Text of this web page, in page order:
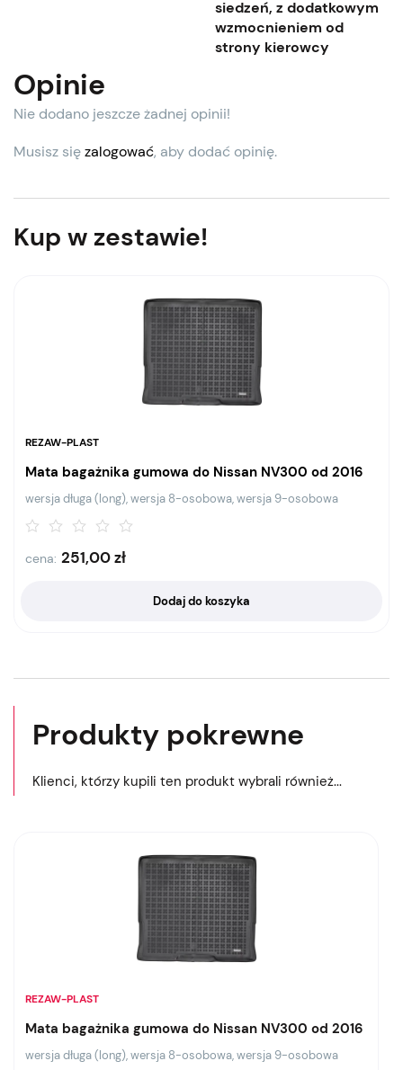
siedzeń, z dodatkowym
wzmocnieniem od
strony kierowcy
Opinie
Nie dodano jeszcze żadnej opinii!
Musisz sięzalogować, aby dodać opinię.
Kup w zestawie!
REZAW-PLAST
Mata bagażnika gumowa do Nissan NV300 od 2016
wersja długa (long), wersja 8-osobowa, wersja 9-osobowa
cena: 251,00zł
Dodaj do koszyka
Produkty pokrewne
Klienci, którzy kupili ten produkt wybrali również...
REZAW-PLAST
Mata bagażnika gumowa do Nissan NV300 od 2016
wersja długa (long), wersja 8-osobowa, wersja 9-osobowa